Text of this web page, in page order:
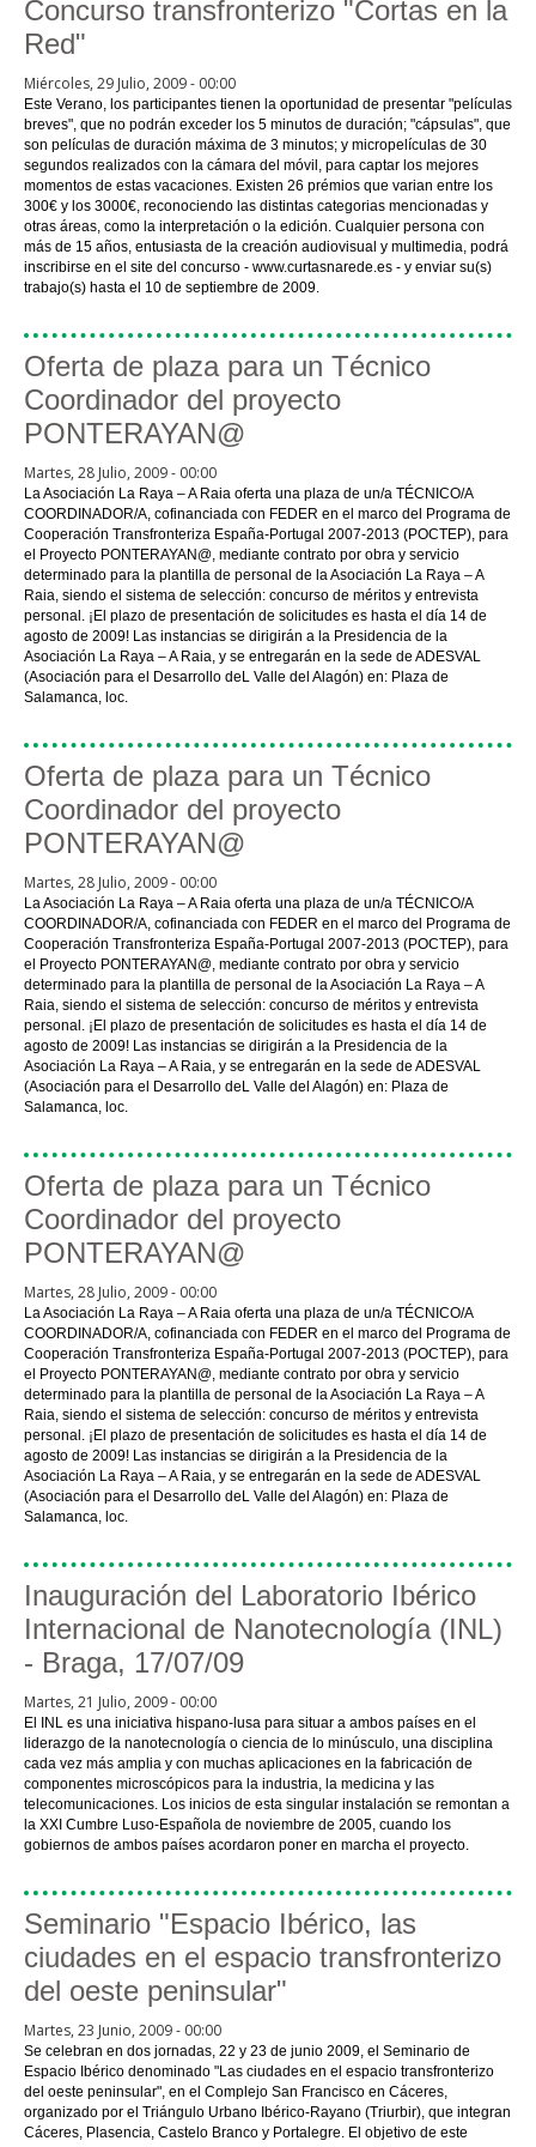
Concurso transfronterizo "Cortas en la
Red"
Miércoles, 29 Julio, 2009 - 00:00
Este Verano, los participantes tienen la oportunidad de presentar "películas
breves", que no podrán exceder los 5 minutos de duración; "cápsulas", que
son películas de duración máxima de 3 minutos; y micropelículas de 30
segundos realizados con la cámara del móvil, para captar los mejores
momentos de estas vacaciones. Existen 26 prémios que varian entre los
300€ y los 3000€, reconociendo las distintas categorias mencionadas y
otras áreas, como la interpretación o la edición. Cualquier persona con
más de 15 años, entusiasta de la creación audiovisual y multimedia, podrá
inscribirse en el site del concurso - www.curtasnarede.es - y enviar su(s)
trabajo(s) hasta el 10 de septiembre de 2009.
Oferta de plaza para un Técnico
Coordinador del proyecto
PONTERAYAN@
Martes, 28 Julio, 2009 - 00:00
La Asociación La Raya – A Raia oferta una plaza de un/a TÉCNICO/A
COORDINADOR/A, cofinanciada con FEDER en el marco del Programa de
Cooperación Transfronteriza España-Portugal 2007-2013 (POCTEP), para
el Proyecto PONTERAYAN@, mediante contrato por obra y servicio
determinado para la plantilla de personal de la Asociación La Raya – A
Raia, siendo el sistema de selección: concurso de méritos y entrevista
personal. ¡El plazo de presentación de solicitudes es hasta el día 14 de
agosto de 2009! Las instancias se dirigirán a la Presidencia de la
Asociación La Raya – A Raia, y se entregarán en la sede de ADESVAL
(Asociación para el Desarrollo deL Valle del Alagón) en: Plaza de
Salamanca, loc.
Oferta de plaza para un Técnico
Coordinador del proyecto
PONTERAYAN@
Martes, 28 Julio, 2009 - 00:00
La Asociación La Raya – A Raia oferta una plaza de un/a TÉCNICO/A
COORDINADOR/A, cofinanciada con FEDER en el marco del Programa de
Cooperación Transfronteriza España-Portugal 2007-2013 (POCTEP), para
el Proyecto PONTERAYAN@, mediante contrato por obra y servicio
determinado para la plantilla de personal de la Asociación La Raya – A
Raia, siendo el sistema de selección: concurso de méritos y entrevista
personal. ¡El plazo de presentación de solicitudes es hasta el día 14 de
agosto de 2009! Las instancias se dirigirán a la Presidencia de la
Asociación La Raya – A Raia, y se entregarán en la sede de ADESVAL
(Asociación para el Desarrollo deL Valle del Alagón) en: Plaza de
Salamanca, loc.
Oferta de plaza para un Técnico
Coordinador del proyecto
PONTERAYAN@
Martes, 28 Julio, 2009 - 00:00
La Asociación La Raya – A Raia oferta una plaza de un/a TÉCNICO/A
COORDINADOR/A, cofinanciada con FEDER en el marco del Programa de
Cooperación Transfronteriza España-Portugal 2007-2013 (POCTEP), para
el Proyecto PONTERAYAN@, mediante contrato por obra y servicio
determinado para la plantilla de personal de la Asociación La Raya – A
Raia, siendo el sistema de selección: concurso de méritos y entrevista
personal. ¡El plazo de presentación de solicitudes es hasta el día 14 de
agosto de 2009! Las instancias se dirigirán a la Presidencia de la
Asociación La Raya – A Raia, y se entregarán en la sede de ADESVAL
(Asociación para el Desarrollo deL Valle del Alagón) en: Plaza de
Salamanca, loc.
Inauguración del Laboratorio Ibérico
Internacional de Nanotecnología (INL)
- Braga, 17/07/09
Martes, 21 Julio, 2009 - 00:00
El INL es una iniciativa hispano-lusa para situar a ambos países en el
liderazgo de la nanotecnología o ciencia de lo minúsculo, una disciplina
cada vez más amplia y con muchas aplicaciones en la fabricación de
componentes microscópicos para la industria, la medicina y las
telecomunicaciones. Los inicios de esta singular instalación se remontan a
la XXI Cumbre Luso-Española de noviembre de 2005, cuando los
gobiernos de ambos países acordaron poner en marcha el proyecto.
Seminario "Espacio Ibérico, las
ciudades en el espacio transfronterizo
del oeste peninsular"
Martes, 23 Junio, 2009 - 00:00
Se celebran en dos jornadas, 22 y 23 de junio 2009, el Seminario de
Espacio Ibérico denominado "Las ciudades en el espacio transfronterizo
del oeste peninsular", en el Complejo San Francisco en Cáceres,
organizado por el Triángulo Urbano Ibérico-Rayano (Triurbir), que integran
Cáceres, Plasencia, Castelo Branco y Portalegre. El objetivo de este